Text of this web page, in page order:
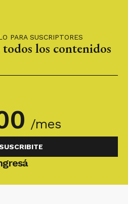
PARA SUSCRIPTORES
todos los contenidos
/mes